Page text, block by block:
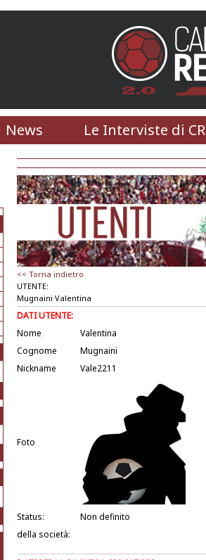
News Le Interviste di CR
<< Torna indietro
UTENTE:
Mugnaini Valentina
DATI UTENTE:
Nome
Valentina
Cognome
Mugnaini
Nickname
Vale2211
Foto
Status:
Non definito
della società: